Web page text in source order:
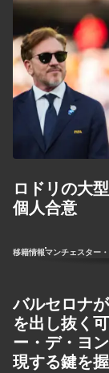
ロドリの大
個人合意
移籍情報マンチェスター
バルセロナ
を出し抜く
ー・デ・ヨ
現する鍵を